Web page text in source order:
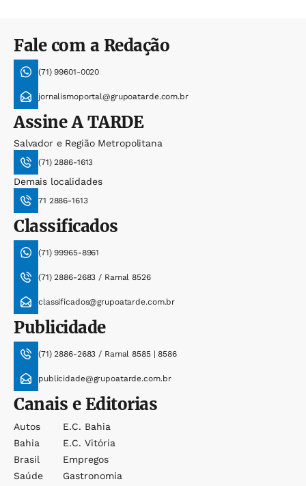
Fale com a Redação
(71) 99601-0020
jornalismoportal@grupoatarde.com.br
AssineA TARDE
Salvador e Região Metropolitana
(71) 2886-1613
Demais localidades
71 2886-1613
Classificados
(71) 99965-8961
(71) 2886-2683 / Ramal 8526
classificados@grupoatarde.com.br
Publicidade
(71) 2886-2683 / Ramal 8585 | 8586
publicidade@grupoatarde.com.br
Canais e Editorias
Autos
Bahia
Brasil
Saúde
E.c. Bahia
E.c. Vitória
Empregos
Gastronomia